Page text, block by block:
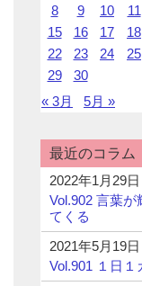
ン
ダ
8
9 10 11
15
16 17 18
22
23 24 25
29
30
« 3月
5月 »
最近のコラム
2022年1月29日
Vol.902 言葉が
てくる
2021年5月19日
Vol.901 １日１